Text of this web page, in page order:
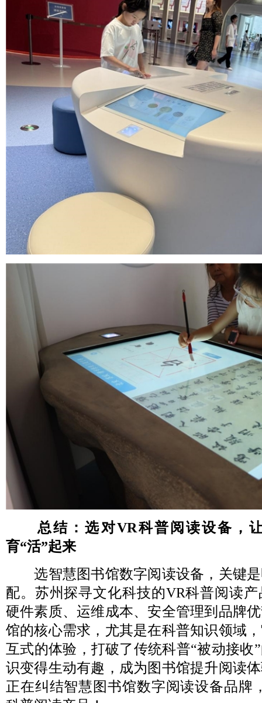
总结：选对VR科普阅读设备，
育“活”起来
选智慧图书馆数字阅读设备，关键是
配。苏州探寻文化科技的VR科普阅读
硬件素质、运维成本、安全管理到品牌
馆的核心需求，尤其是在科普知识领域
互式的体验，打破了传统科普“被动接收
识变得生动有趣，成为图书馆提升阅读
正在纠结智慧图书馆数字阅读设备品牌